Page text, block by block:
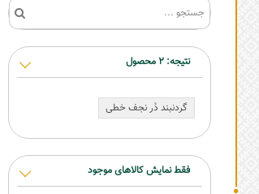
نتیجه: 2 محصول
گردنبند دُر نجف خطی
فقط نمایش کالاهای موجود